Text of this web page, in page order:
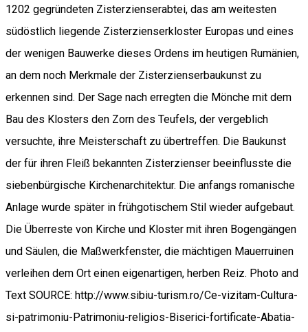
1202 gegründeten Zisterzienserabtei, das am weitesten
südöstlich liegende Zisterzienserkloster Europas und eines
der wenigen Bauwerke dieses Ordens im heutigen Rumänien,
an dem noch Merkmale der Zisterzienserbaukunst zu
erkennen sind. Der Sage nach erregten die Mönche mit dem
Bau des Klosters den Zorn des Teufels, der vergeblich
versuchte, ihre Meisterschaft zu übertreffen. Die Baukunst
der für ihren Fleiß bekannten Zisterzienser beeinflusste die
siebenbürgische Kirchenarchitektur. Die anfangs romanische
Anlage wurde später in frühgotischem Stil wieder aufgebaut.
Die Überreste von Kirche und Kloster mit ihren Bogengängen
und Säulen, die Maßwerkfenster, die mächtigen Mauerruinen
verleihen dem Ort einen eigenartigen, herben Reiz. Photo and
Text SOURCE: http://www.sibiu-turism.ro/Ce-vizitam-Cultura-
si-patrimoniu-Patrimoniu-religios-Biserici-fortificate-Abatia-